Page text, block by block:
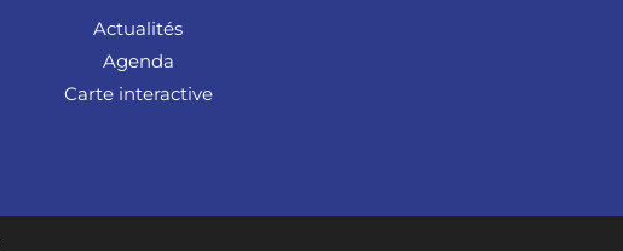
Actualités
Agenda
Carte interactive